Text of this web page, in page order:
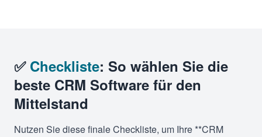
✅ Checkliste: So wählen Sie die
beste CRM Software für den
Mittelstand
Nutzen Sie diese finale Checkliste, um Ihre **CRM